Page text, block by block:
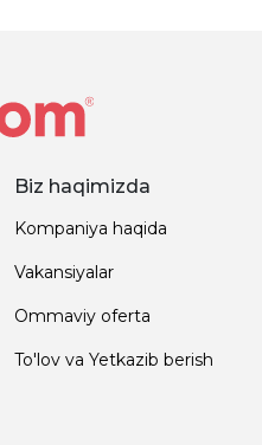
Biz haqimizda
Kompaniya haqida
Vakansiyalar
Ommaviy oferta
To'lov va Yetkazib berish